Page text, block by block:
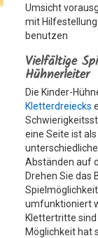
Umsicht
mit
benutzen
Vielfältige
Hühnerleiter
Die Kinder-
Kletterdreiecks
eine Seite ist
Abständen auf
Drehen Sie das
umfunktioniert
Klettertritte
Möglichkeit hat